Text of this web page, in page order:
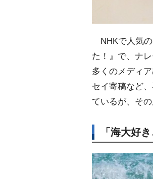
NHKで人気の
た！』で、ナ
多くのメディ
セイ寄稿など
ているが、そ
「海大好